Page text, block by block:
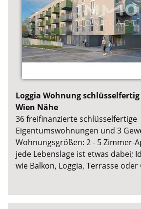
Loggia Wohnung
Wien Nähe
36 freifinanzierte schlüsselfertige
Eigentumswohnungen und 3
Wohnungsgrößen: 2 - 5 Zimmer-
jede Lebenslage ist etwas dabei;
wie Balkon, Loggia, Terrasse oder